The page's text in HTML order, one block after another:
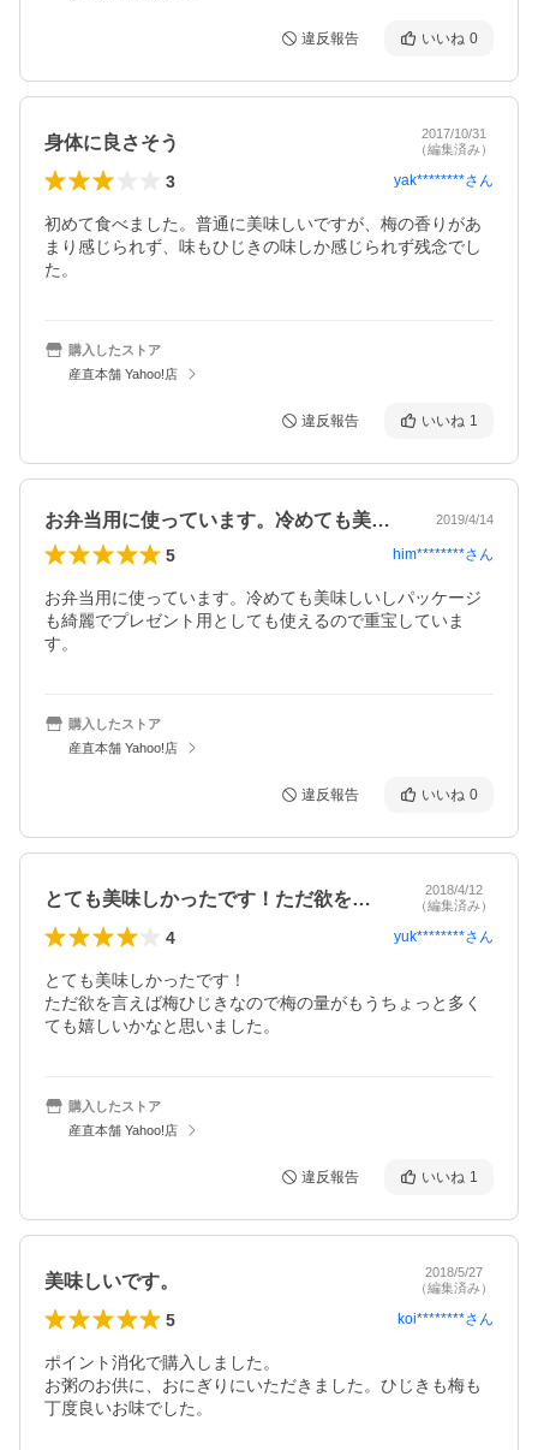
違反報告 いいね 0
身体に良さそう
2017/10/31
（編集済み）
3 yak********さん
初めて食べました。普通に美味しいですが、梅の香りがあ
まり感じられず、味もひじきの味しか感じられず残念でし
た。
購入したストア
産直本舗 Yahoo!店
違反報告 いいね 1
お弁当用に使っています。冷めても美味し… 2019/4/14
5 him********さん
お弁当用に使っています。冷めても美味しいしパッケージ
も綺麗でプレゼント用としても使えるので重宝していま
す。
購入したストア
産直本舗 Yahoo!店
違反報告 いいね 0
とても美味しかったです！ただ欲を言えば…
2018/4/12
（編集済み）
4 yuk********さん
とても美味しかったです！
ただ欲を言えば梅ひじきなので梅の量がもうちょっと多く
ても嬉しいかなと思いました。
購入したストア
産直本舗 Yahoo!店
違反報告 いいね 1
美味しいです。
2018/5/27
（編集済み）
5 koi********さん
ポイント消化で購入しました。
お粥のお供に、おにぎりにいただきました。ひじきも梅も
丁度良いお味でした。